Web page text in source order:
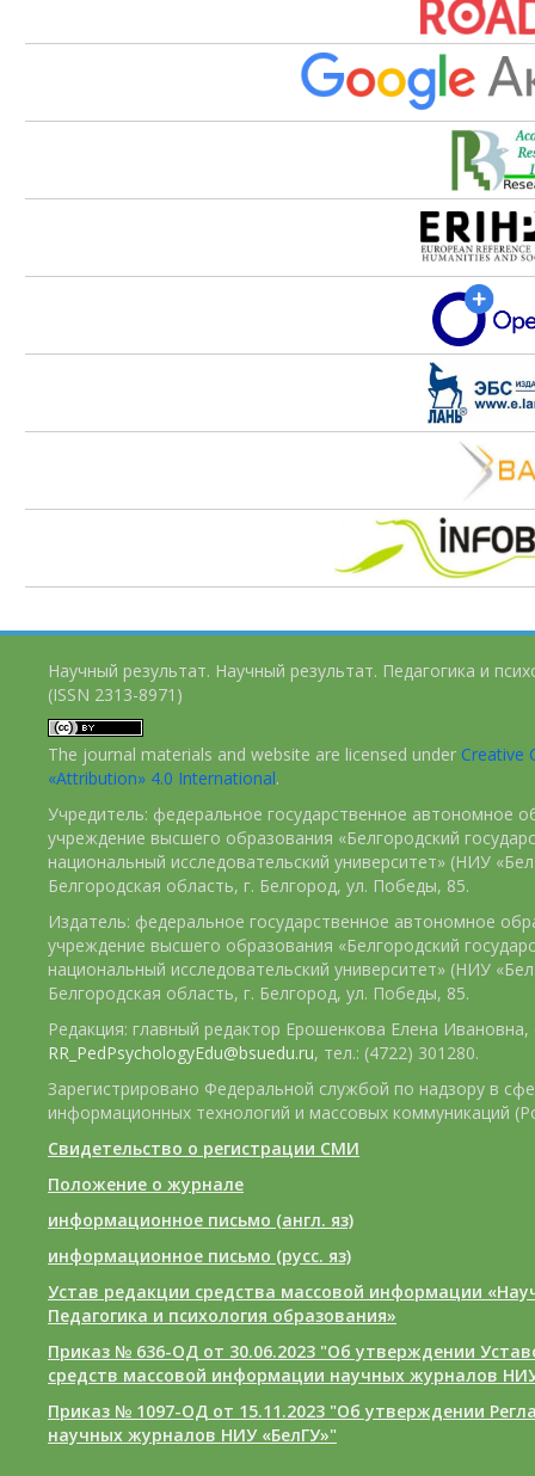
Научный результат. Научный результат. Педагогика и
(ISSN 2313-8971)
The journal materials and website are licensed under Creative
«Attribution» 4.0 International.
Учредитель: федеральное государственное автономное
учреждение высшего образования «Белгородский
национальный исследовательский университет» (НИУ
Белгородская область, г. Белгород, ул. Победы, 85.
Издатель: федеральное государственное автономное
учреждение высшего образования «Белгородский
национальный исследовательский университет» (НИУ
Белгородская область, г. Белгород, ул. Победы, 85.
Редакция: главный редактор Ерошенкова Елена Ивановна,
RR_PedPsychologyEdu@bsuedu.ru, тел.: (4722) 301280.
Зарегистрировано Федеральной службой по надзору в
информационных технологий и массовых коммуникаций
Свидетельство о регистрации СМИ
Положение о журнале
информационное письмо (англ. яз)
информационное письмо (русс. яз)
Устав редакции средства массовой информации
Педагогика и психология образования»
Приказ № 636-ОД от 30.06.2023 "Об утверждении
средств массовой информации научных журналов
Приказ № 1097-ОД от 15.11.2023 "Об утверждении
научных журналов НИУ «БелГУ»"